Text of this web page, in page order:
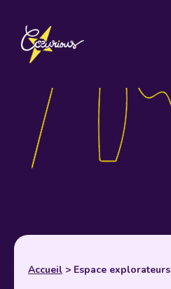
Accueil > Espace explorateurs